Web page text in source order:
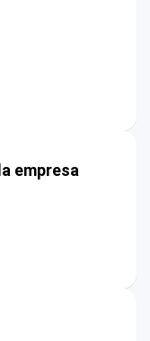
empresa